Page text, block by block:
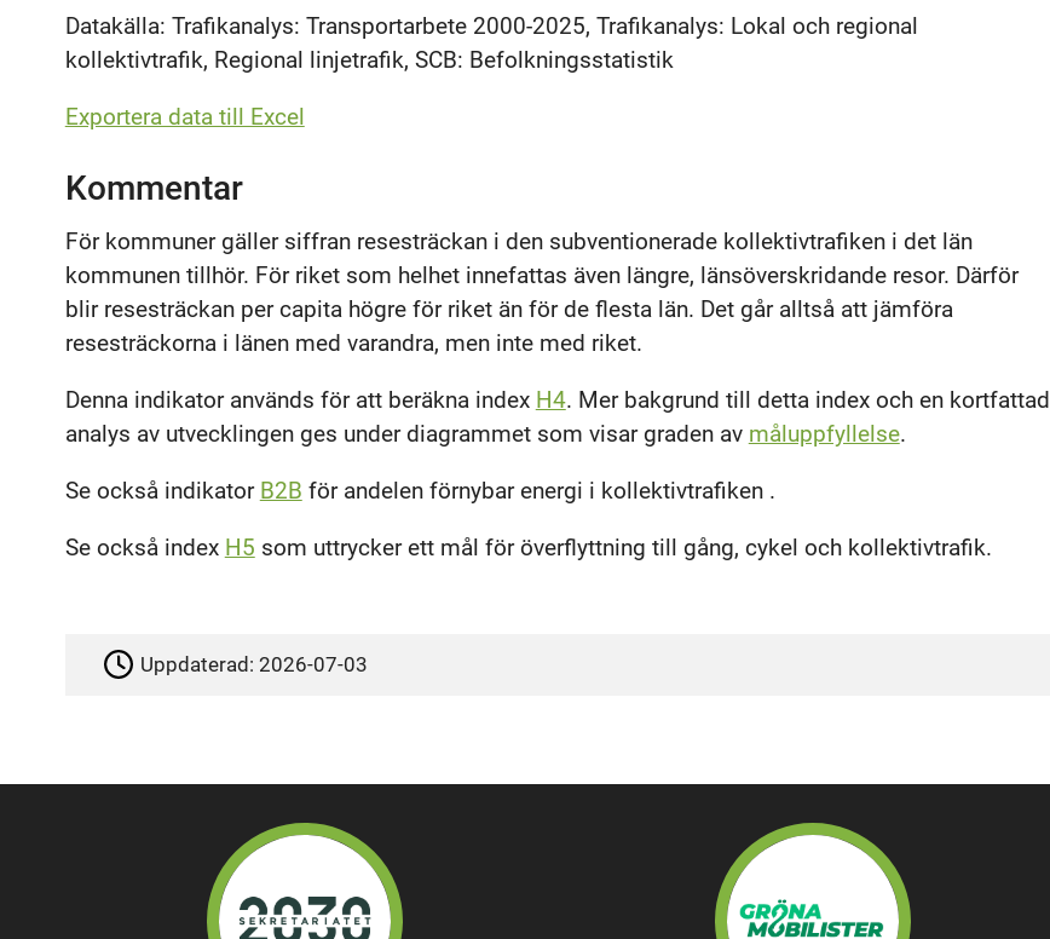
Datakälla: Trafikanalys: Transportarbete 2000-2025, Trafikanalys: Lokal och regional
kollektivtrafik, Regional linjetrafik, SCB: Befolkningsstatistik
Exportera data till Excel
Kommentar
För kommuner gäller siffran resesträckan i den subventionerade kollektivtrafiken i det län
kommunen tillhör. För riket som helhet innefattas även längre, länsöverskridande resor. Därför
blir resesträckan per capita högre för riket än för de flesta län. Det går alltså att jämföra
resesträckorna i länen med varandra, men inte med riket.
Denna indikator används för att beräkna index H4. Mer bakgrund till detta index och en kortfattad
analys av utvecklingen ges under diagrammet som visar graden av måluppfyllelse.
Se också indikator B2B för andelen förnybar energi i kollektivtrafiken .
Se också index H5 som uttrycker ett mål för överflyttning till gång, cykel och kollektivtrafik.
Uppdaterad:2026-07-03